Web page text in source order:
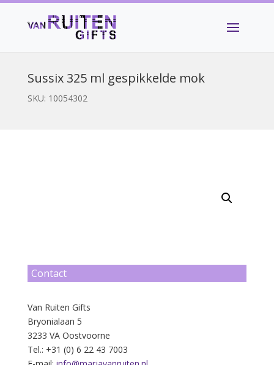
Sussix 325 ml gespikkelde mok
SKU: 10054302
Contact
Van Ruiten Gifts
Bryonialaan 5
3233 VA Oostvoorne
Tel.: +31 (0) 6 22 43 7003